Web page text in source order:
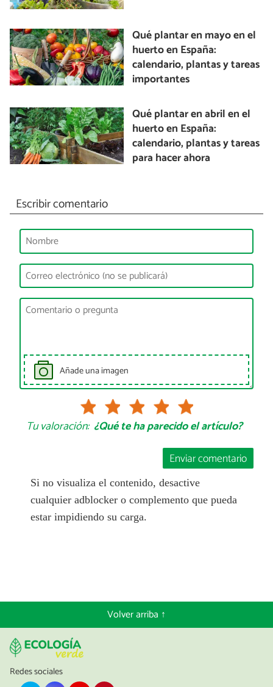
Qué plantar en mayo en el
huerto en España:
calendario, plantas y tareas
importantes
Qué plantar en abril en el
huerto en España:
calendario, plantas y tareas
para hacer ahora
Escribir comentario
Añade una imagen
Tu valoración: ¿Qué te ha parecido el artículo?
Enviar comentario
Si no visualiza el contenido, desactive
cualquier adblocker o complemento que pueda
estar impidiendo su carga.
Volver arriba ↑
Redes sociales